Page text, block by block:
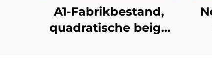
A1-Fabrikbestand,
quadratische beige